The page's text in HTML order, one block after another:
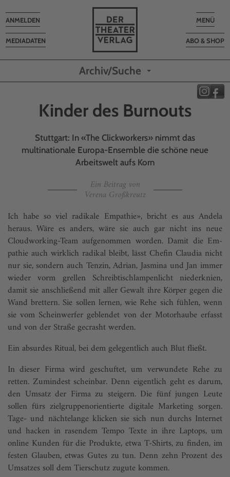
Toggle
MENÜ
ABO & SHOP
MEDIADATEN
Toggle
navigation
ANMELDEN
Archiv/Suche
Kinder des Burnouts
Stuttgart: In «The Clickworkers» nimmt das
multinationale Europa-Ensemble die schöne neue
Arbeitswelt aufs Korn
Ein Beitrag von
Verena Großkreutz
Ich habe so viel radikale Empathie», bricht es aus Andela
heraus. Wäre es anders, wäre sie auch gar nicht ins neue
Cloudworking-Team aufgenommen worden. Damit die Em­
pathie auch wirklich radikal bleibt, lässt Chefin Claudia nicht
nur sie, sondern auch Tenzin, Adrian, Jasmina und Jan immer
wieder vorm grellen Schreibtischlampenlicht niederknien,
damit sie anschließend mit aller Gewalt ihre Körper gegen die
Wand brettern. Sie sollen lernen, wie Rehe sich fühlen, wenn
sie vom Scheinwerfer geblendet von der Motorhaube erfasst
und von der Straße gecrasht werden.
Ein absurdes Ritual, bei dem gelegentlich auch Blut fließt.
In dieser Firma wird geschuftet, um verwundete Rehe zu
retten. Zumindest scheinbar. Denn eigentlich geht es darum,
den Umsatz der Firma zu steigern. Die fünf jungen Leute
sollen fürs zielgruppenorientierte digitale Marketing sorgen.
Tage- und nächtelange klicken sie sich nun durchs Internet
und hacken in rasendem Tempo Texte in ihre Laptops, um
online Kunden für die Produkte, etwa T-Shirts, zu finden, im
festen Glauben, etwas Gutes zu tun. Denn zehn Prozent des
Umsatzes soll dem Tier­schutz zugute kommen.